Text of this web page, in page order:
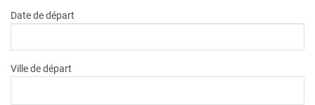
Date de départ
Ville de départ